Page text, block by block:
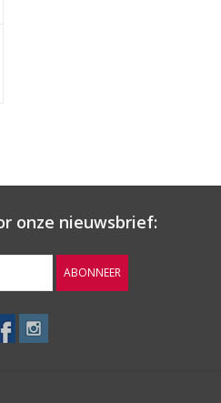
onze nieuwsbrief:
ABONNEER